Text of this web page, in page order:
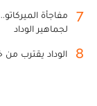
7
مفاجأة
لجماهير الوداد
8 الوداد يقترب